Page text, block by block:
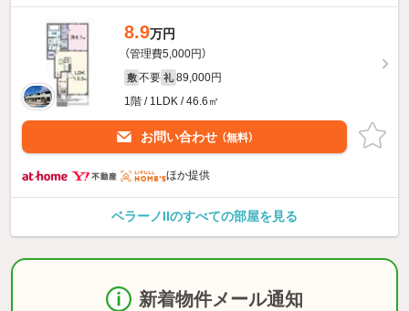
8.9万円
（管理費5,000円）
敷 不要 礼 89,000円
1階 / 1LDK / 46.6㎡
お問い合わせ （無料）
ほか提供
ベラーノIIのすべての部屋を見る
新着物件メール通知